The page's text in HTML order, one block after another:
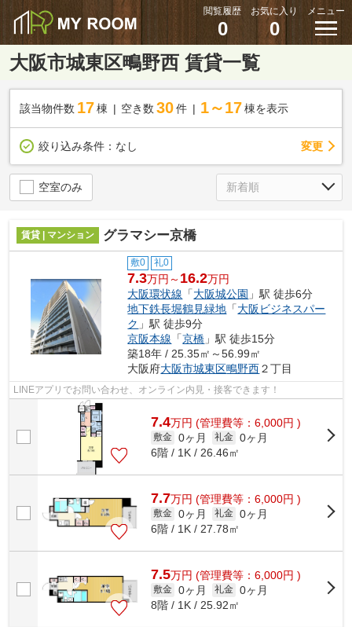
閲覧履歴
0
お気に入り
0
メニュー
大阪市城東区鴫野西 賃貸一覧
該当物件数 17棟 空き数 30 件 1～17 棟を表示
絞り込み条件： なし 変更
空室のみ
賃貸 | マンション グラマシー京橋
敷0 礼0
7.3万円～ 16.2万円
大阪環状線 「大阪城公園 」駅 徒歩6分
地下鉄長堀鶴見緑地 「大阪ビジネスパー
ク 」駅 徒歩9分
京阪本線 「京橋 」駅 徒歩15分
築18年 / 25.35㎡～56.99㎡
大阪府大阪市城東区鴫野西２丁目
LINEアプリでお問い合わせ、オンライン内見・接客できます！
7.4万円 (管理費等：6,000円 )
敷金 0ヶ月 礼金 0ヶ月
6階 / 1K / 26.46㎡
7.7万円 (管理費等：6,000円 )
敷金 0ヶ月 礼金 0ヶ月
6階 / 1K / 27.78㎡
7.5万円 (管理費等：6,000円 )
敷金 0ヶ月 礼金 0ヶ月
8階 / 1K / 25.92㎡